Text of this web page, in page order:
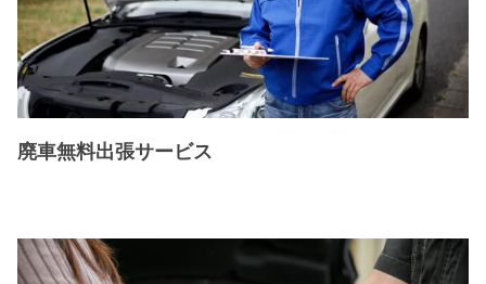
廃車無料出張サービス